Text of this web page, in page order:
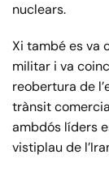
nuclears.
Xi també es va
militar i va
reobertura de
trànsit
ambdós líders
vistiplau de